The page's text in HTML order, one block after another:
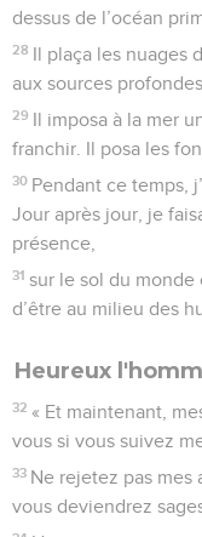
dessus de l’océan
28 Il plaça les nuages
aux sources profondes.
29 Il imposa à la mer
franchir. Il posa les
30 Pendant ce temps,
Jour après jour, je
présence,
31 sur le sol du monde
d’être au milieu des
Heureux
32 « Et maintenant,
vous si vous suivez
33 Ne rejetez pas mes
vous deviendrez